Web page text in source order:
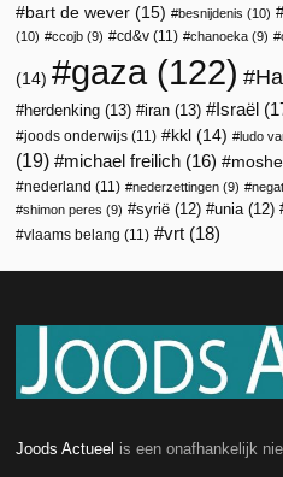
bart de wever (15) besnijdenis (10)
(10)
ccojb (9) cd&v (11) chanoeka (9)
(14) gaza(122)
herdenking (13) iran (13) Israël
joods onderwijs (11) kkl (14) ludo
(19)
michael freilich (16)
nederland (11) nederzettingen (9)
shimon peres (9) syrië (12) unia(12)
vlaams belang (11) vrt (18)
Joods Actueel is een onafhankelijk